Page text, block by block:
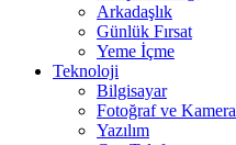
Arkadaşlık
Günlük Fırsat
Yeme İçme
Teknoloji
Bilgisayar
Fotoğraf ve Kamera
Yazılım